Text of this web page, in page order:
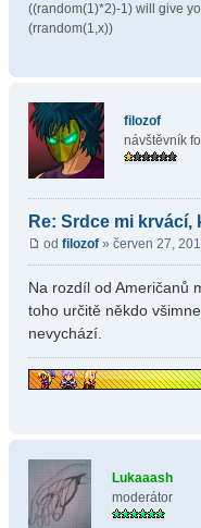
((random(1)*2)-1) will give
(rrandom(1,x))
filozof
návštěvník
Re: Srdce mi krvácí,
od filozof » červen 27,
Na rozdíl od Američanů
toho určitě někdo
nevychází.
Lukaaash
moderátor